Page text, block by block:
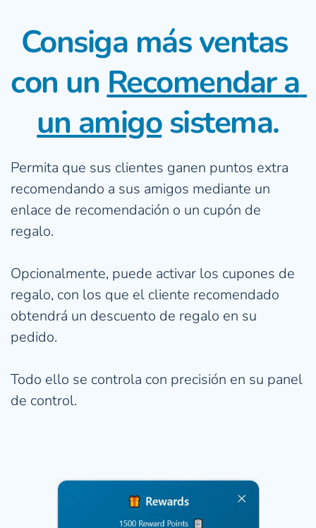
Consiga más ventas
con un Recomendar a
un amigo sistema.
Permita que sus clientes ganen puntos extra
recomendando a sus amigos mediante un
enlace de recomendación o un cupón de
regalo.
Opcionalmente, puede activar los cupones de
regalo, con los que el cliente recomendado
obtendrá un descuento de regalo en su
pedido.
Todo ello se controla con precisión en su panel
de control.